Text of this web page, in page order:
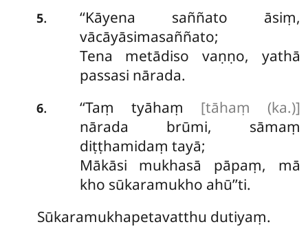
5.
‘‘Kāyena saññato āsiṃ,
vācāyāsimasaññato;
Tena metādiso vaṇṇo, yathā
passasi nārada.
6. ‘‘Taṃ tyāhaṃ [tāhaṃ (ka.)]
nārada brūmi, sāmaṃ
diṭṭhamidaṃ tayā;
Mākāsi mukhasā pāpaṃ, mā
kho sūkaramukho ahū’’ti.
Sūkaramukhapetavatthu dutiyaṃ.